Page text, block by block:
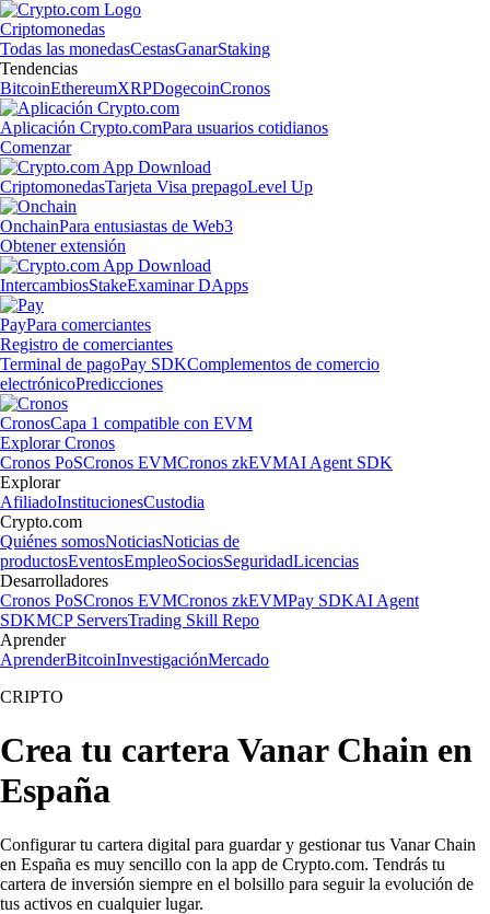
Criptomonedas
Todas las monedasCestasGanarStaking
Tendencias
BitcoinEthereumXRPDogecoinCronos
Aplicación Crypto.comPara usuarios cotidianos
Comenzar
CriptomonedasTarjeta Visa prepagoLevel Up
OnchainPara entusiastas de Web3
Obtener extensión
IntercambiosStakeExaminar DApps
PayPara comerciantes
Registro de comerciantes
Terminal de pagoPay SDKComplementos de comercio
electrónicoPredicciones
CronosCapa 1 compatible con EVM
Explorar Cronos
Cronos PoSCronos EVMCronos zkEVMAI Agent SDK
Explorar
AfiliadoInstitucionesCustodia
Crypto.com
Quiénes somosNoticiasNoticias de
productosEventosEmpleoSociosSeguridadLicencias
Desarrolladores
Cronos PoSCronos EVMCronos zkEVMPay SDKAI Agent
SDKMCP ServersTrading Skill Repo
Aprender
AprenderBitcoinInvestigaciónMercado
CRIPTO
Crea tu cartera Vanar Chain en
España
Configurar tu cartera digital para guardar y gestionar tus Vanar Chain
en España es muy sencillo con la app de Crypto.com. Tendrás tu
cartera de inversión siempre en el bolsillo para seguir la evolución de
tus activos en cualquier lugar.